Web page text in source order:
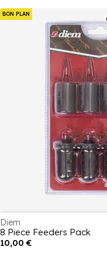
BON PLAN
Diem
8 Piece Feeders Pack
10,00 €